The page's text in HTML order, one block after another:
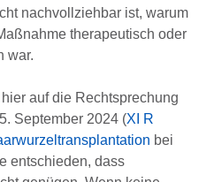
nachvollziehbar ist, warum
therapeutisch oder
war.
auf die Rechtsprechung
September 2024 (XI R
bei
entschieden, dass